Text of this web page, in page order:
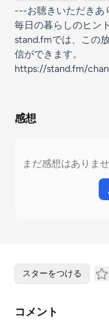
---お聴きいただきあ
毎日の暮らしのヒン
stand.fmでは、この
信ができます。
https://stand.fm/
感想
まだ感想はありま
スターをつける
コメント